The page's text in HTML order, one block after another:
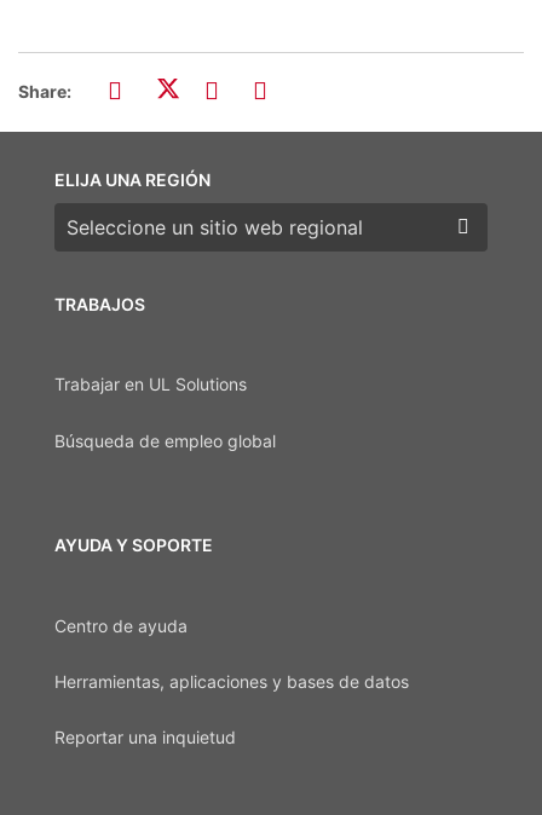
Share:
TRABAJOS
Trabajar en UL Solutions
Búsqueda de empleo global
AYUDA Y SOPORTE
Centro de ayuda
Herramientas, aplicaciones y bases de datos
Reportar una inquietud
ELIJA UNA REGIÓN
Elija una región